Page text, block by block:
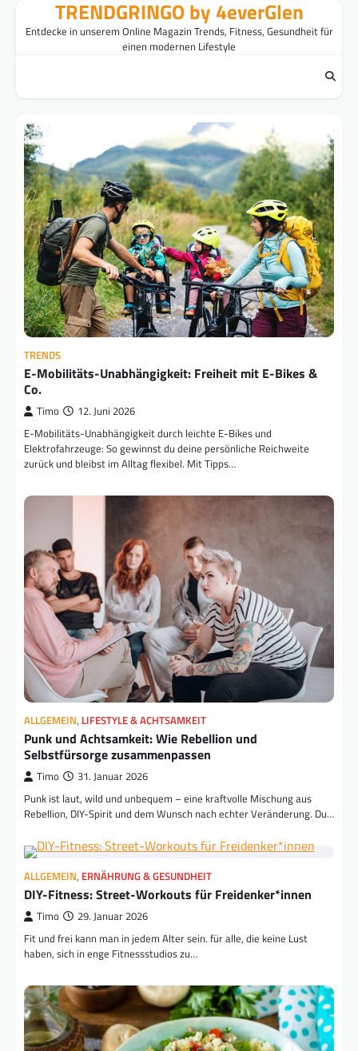
TRENDGRINGO by 4everGlen
Entdecke in unserem Online Magazin Trends, Fitness, Gesundheit für
einen modernen Lifestyle
TRENDS
E-Mobilitäts-Unabhängigkeit: Freiheit mit E-Bikes &
Co.
Timo 12. Juni 2026
E-Mobilitäts-Unabhängigkeit durch leichte E-Bikes und
Elektrofahrzeuge: So gewinnst du deine persönliche Reichweite
zurück und bleibst im Alltag flexibel. Mit Tipps…
ALLGEMEIN, LIFESTYLE & ACHTSAMKEIT
Punk und Achtsamkeit: Wie Rebellion und
Selbstfürsorge zusammenpassen
Timo 31. Januar 2026
Punk ist laut, wild und unbequem – eine kraftvolle Mischung aus
Rebellion, DIY-Spirit und dem Wunsch nach echter Veränderung. Du…
ALLGEMEIN, ERNÄHRUNG & GESUNDHEIT
DIY-Fitness: Street-Workouts für Freidenker*innen
Timo 29. Januar 2026
Fit und frei kann man in jedem Alter sein. für alle, die keine Lust
haben, sich in enge Fitnessstudios zu…